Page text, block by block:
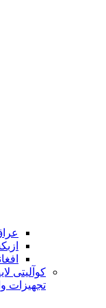
کوآلیتی
تجهیزات